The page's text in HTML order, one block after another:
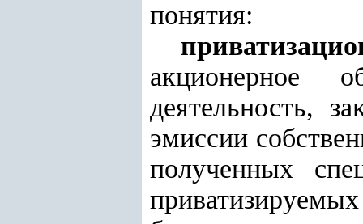
понятия:
акционерное
деятельность,
эмиссии
полученных